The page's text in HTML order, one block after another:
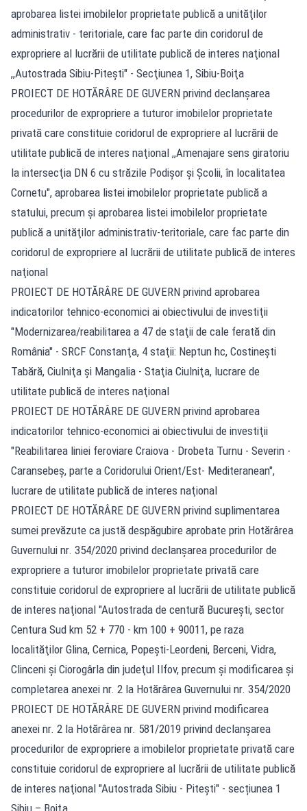
aprobarea listei imobilelor proprietate publică a unităţilor
administrativ - teritoriale, care fac parte din coridorul de
expropriere al lucrării de utilitate publică de interes naţional
,,Autostrada Sibiu-Piteşti" - Secţiunea 1, Sibiu-Boiţa
PROIECT DE HOTĂRÂRE DE GUVERN privind declanşarea
procedurilor de expropriere a tuturor imobilelor proprietate
privată care constituie coridorul de expropriere al lucrării de
utilitate publică de interes naţional ,,Amenajare sens giratoriu
la intersecţia DN 6 cu străzile Podişor şi Şcolii, în localitatea
Cornetu", aprobarea listei imobilelor proprietate publică a
statului, precum şi aprobarea listei imobilelor proprietate
publică a unităţilor administrativ-teritoriale, care fac parte din
coridorul de expropriere al lucrării de utilitate publică de interes
naţional
PROIECT DE HOTĂRÂRE DE GUVERN privind aprobarea
indicatorilor tehnico-economici ai obiectivului de investiţii
"Modernizarea/reabilitarea a 47 de staţii de cale ferată din
România" - SRCF Constanţa, 4 staţii: Neptun hc, Costineşti
Tabără, Ciulniţa şi Mangalia - Staţia Ciulniţa, lucrare de
utilitate publică de interes naţional
PROIECT DE HOTĂRÂRE DE GUVERN privind aprobarea
indicatorilor tehnico-economici ai obiectivului de investiţii
"Reabilitarea liniei feroviare Craiova - Drobeta Turnu - Severin -
Caransebeş, parte a Coridorului Orient/Est- Mediteranean",
lucrare de utilitate publică de interes naţional
PROIECT DE HOTĂRÂRE DE GUVERN privind suplimentarea
sumei prevăzute ca justă despăgubire aprobate prin Hotărârea
Guvernului nr. 354/2020 privind declanşarea procedurilor de
expropriere a tuturor imobilelor proprietate privată care
constituie coridorul de expropriere al lucrării de utilitate publică
de interes naţional "Autostrada de centură Bucureşti, sector
Centura Sud km 52 + 770 - km 100 + 90011, pe raza
localităţilor Glina, Cernica, Popeşti-Leordeni, Berceni, Vidra,
Clinceni şi Ciorogârla din judeţul Ilfov, precum şi modificarea şi
completarea anexei nr. 2 la Hotărârea Guvernului nr. 354/2020
PROIECT DE HOTĂRÂRE DE GUVERN privind modificarea
anexei nr. 2 la Hotărârea nr. 581/2019 privind declanșarea
procedurilor de expropriere a imobilelor proprietate privată care
constituie coridorul de expropriere al lucrării de utilitate publică
de interes naţional "Autostrada Sibiu - Pitești" - secțiunea 1
Sibiu – Boiţa